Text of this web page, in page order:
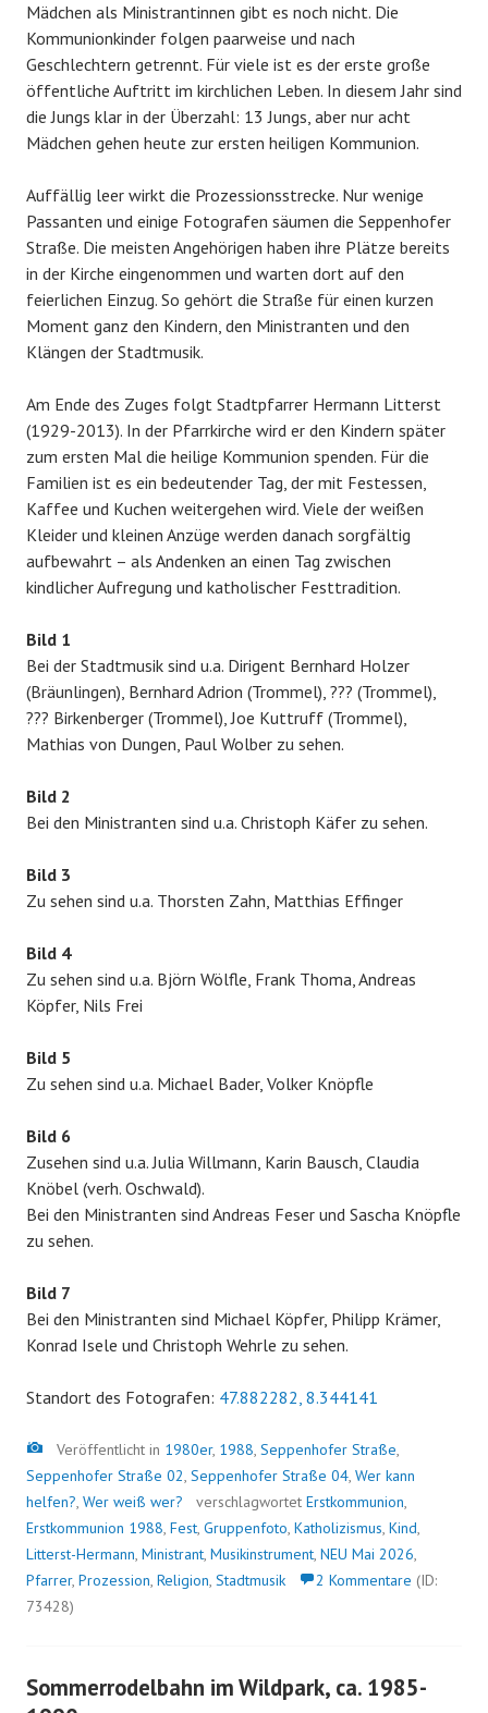
Mädchen als Ministrantinnen gibt es noch nicht. Die
Kommunionkinder folgen paarweise und nach
Geschlechtern getrennt. Für viele ist es der erste große
öffentliche Auftritt im kirchlichen Leben. In diesem Jahr sind
die Jungs klar in der Überzahl: 13 Jungs, aber nur acht
Mädchen gehen heute zur ersten heiligen Kommunion.
Auffällig leer wirkt die Prozessionsstrecke. Nur wenige
Passanten und einige Fotografen säumen die Seppenhofer
Straße. Die meisten Angehörigen haben ihre Plätze bereits
in der Kirche eingenommen und warten dort auf den
feierlichen Einzug. So gehört die Straße für einen kurzen
Moment ganz den Kindern, den Ministranten und den
Klängen der Stadtmusik.
Am Ende des Zuges folgt Stadtpfarrer Hermann Litterst
(1929-2013). In der Pfarrkirche wird er den Kindern später
zum ersten Mal die heilige Kommunion spenden. Für die
Familien ist es ein bedeutender Tag, der mit Festessen,
Kaffee und Kuchen weitergehen wird. Viele der weißen
Kleider und kleinen Anzüge werden danach sorgfältig
aufbewahrt – als Andenken an einen Tag zwischen
kindlicher Aufregung und katholischer Festtradition.
Bild 1
Bei der Stadtmusik sind u.a. Dirigent Bernhard Holzer
(Bräunlingen), Bernhard Adrion (Trommel), ??? (Trommel),
??? Birkenberger (Trommel), Joe Kuttruff (Trommel),
Mathias von Dungen, Paul Wolber zu sehen.
Bild 2
Bei den Ministranten sind u.a. Christoph Käfer zu sehen.
Bild 3
Zu sehen sind u.a. Thorsten Zahn, Matthias Effinger
Bild 4
Zu sehen sind u.a. Björn Wölfle, Frank Thoma, Andreas
Köpfer, Nils Frei
Bild 5
Zu sehen sind u.a. Michael Bader, Volker Knöpfle
Bild 6
Zusehen sind u.a. Julia Willmann, Karin Bausch, Claudia
Knöbel (verh. Oschwald).
Bei den Ministranten sind Andreas Feser und Sascha Knöpfle
zu sehen.
Bild 7
Bei den Ministranten sind Michael Köpfer, Philipp Krämer,
Konrad Isele und Christoph Wehrle zu sehen.
Standort des Fotografen: 47.882282, 8.344141
Bild
Veröffentlicht in 1980er, 1988, Seppenhofer Straße,
Seppenhofer Straße 02, Seppenhofer Straße 04, Wer kann
helfen?, Wer weiß wer? verschlagwortet Erstkommunion,
Erstkommunion 1988, Fest, Gruppenfoto, Katholizismus, Kind,
Litterst-Hermann, Ministrant, Musikinstrument, NEU Mai 2026,
Pfarrer, Prozession, Religion, Stadtmusik 2 Kommentare (ID:
73428)
Sommerrodelbahn im Wildpark, ca. 1985-